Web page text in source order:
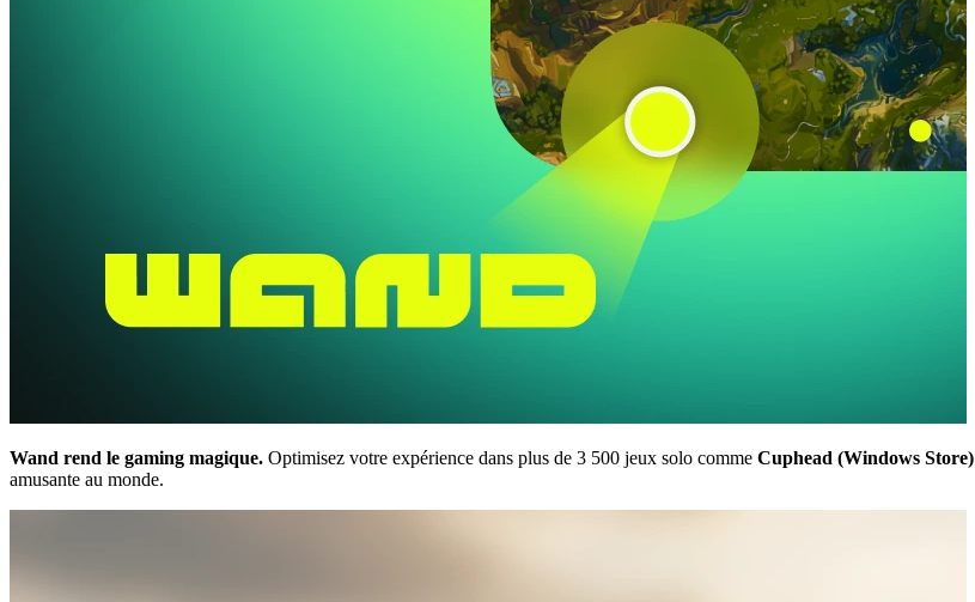
Wand rend le gaming magique. Optimisez votre expérience dans plus de 3 500 jeux solo comme Cuphead (Windows Store)
amusante au monde.